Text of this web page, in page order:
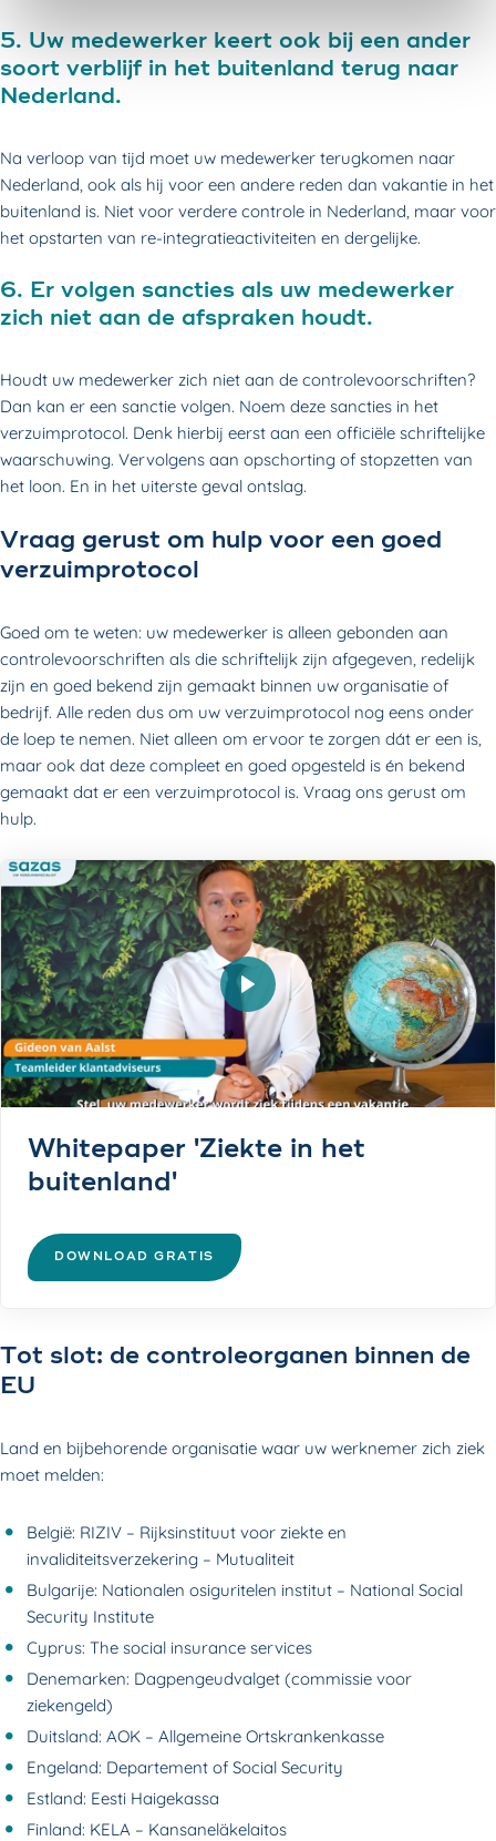
5. Uw medewerker keert ook bij een ander
soort verblijf in het buitenland terug naar
Nederland.
Na verloop van tijd moet uw medewerker terugkomen naar
Nederland, ook als hij voor een andere reden dan vakantie in het
buitenland is. Niet voor verdere controle in Nederland, maar voor
het opstarten van re-integratieactiviteiten en dergelijke.
6. Er volgen sancties als uw medewerker
zich niet aan de afspraken houdt.
Houdt uw medewerker zich niet aan de controlevoorschriften?
Dan kan er een sanctie volgen. Noem deze sancties in het
verzuimprotocol. Denk hierbij eerst aan een officiële schriftelijke
waarschuwing. Vervolgens aan opschorting of stopzetten van
het loon. En in het uiterste geval ontslag.
Vraag gerust om hulp voor een goed
verzuimprotocol
Goed om te weten: uw medewerker is alleen gebonden aan
controlevoorschriften als die schriftelijk zijn afgegeven, redelijk
zijn en goed bekend zijn gemaakt binnen uw organisatie of
bedrijf. Alle reden dus om uw verzuimprotocol nog eens onder
de loep te nemen. Niet alleen om ervoor te zorgen dát er een is,
maar ook dat deze compleet en goed opgesteld is én bekend
gemaakt dat er een verzuimprotocol is. Vraag ons gerust om
hulp.
Video afspelen
Whitepaper 'Ziekte in het
buitenland'
DOWNLOAD GRATIS
Tot slot: de controleorganen binnen de
EU
Land en bijbehorende organisatie waar uw werknemer zich ziek
moet melden:
België: RIZIV – Rijksinstituut voor ziekte en
invaliditeitsverzekering – Mutualiteit
Bulgarije: Nationalen osiguritelen institut – National Social
Security Institute
Cyprus: The social insurance services
Denemarken: Dagpengeudvalget (commissie voor
ziekengeld)
Duitsland: AOK – Allgemeine Ortskrankenkasse
Engeland: Departement of Social Security
Estland: Eesti Haigekassa
Finland: KELA – Kansaneläkelaitos